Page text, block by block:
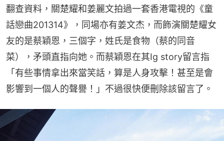
翻查資料，關楚耀和姜麗文拍過一套香港電視的《童
話戀曲201314》，同場亦有姜文杰，而飾演關楚耀女
友的是蔡穎恩，三個字，姓氏是食物（蔡的同音
菜），矛頭直指向她。而蔡穎恩在其Ig story留言指
「有些事情拿出來當笑話，算是人身攻擊！甚至是會
影響到一個人的聲譽！」不過很快便刪除該留言了。